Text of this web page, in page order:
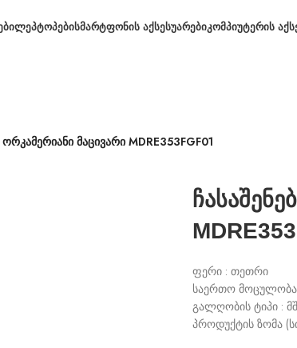
ᲚᲔᲞᲢᲝᲞᲔᲑᲘᲡᲛᲐᲠᲢᲤᲝᲜᲘᲡ ᲐᲥᲡᲔᲡᲣᲐᲠᲔᲑᲘᲙᲝᲛᲞᲘᲣᲢᲔᲠᲘᲡ
მაცივარი MDRE353FGF01
ფერი : თეთრი
საერთო
გალღობის ტიპი :
პროდუქტის ზომა